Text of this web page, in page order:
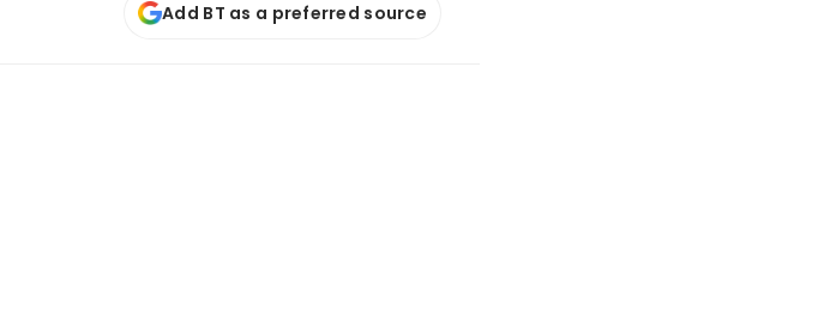
Add BT as a preferred source